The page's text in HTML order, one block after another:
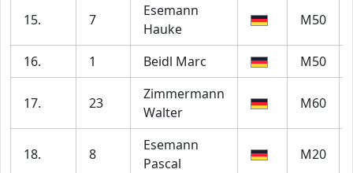
15. 7
Esemann
Hauke
M50
16. 1 Beidl Marc M50
17. 23
Zimmermann
Walter
M60
18. 8
Esemann
Pascal
M20